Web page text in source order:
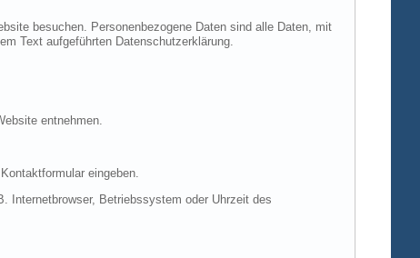
besuchen. Personenbezogene Daten sind alle Daten, mit
Text aufgeführten Datenschutzerklärung.
entnehmen.
eingeben.
Internetbrowser, Betriebssystem oder Uhrzeit des